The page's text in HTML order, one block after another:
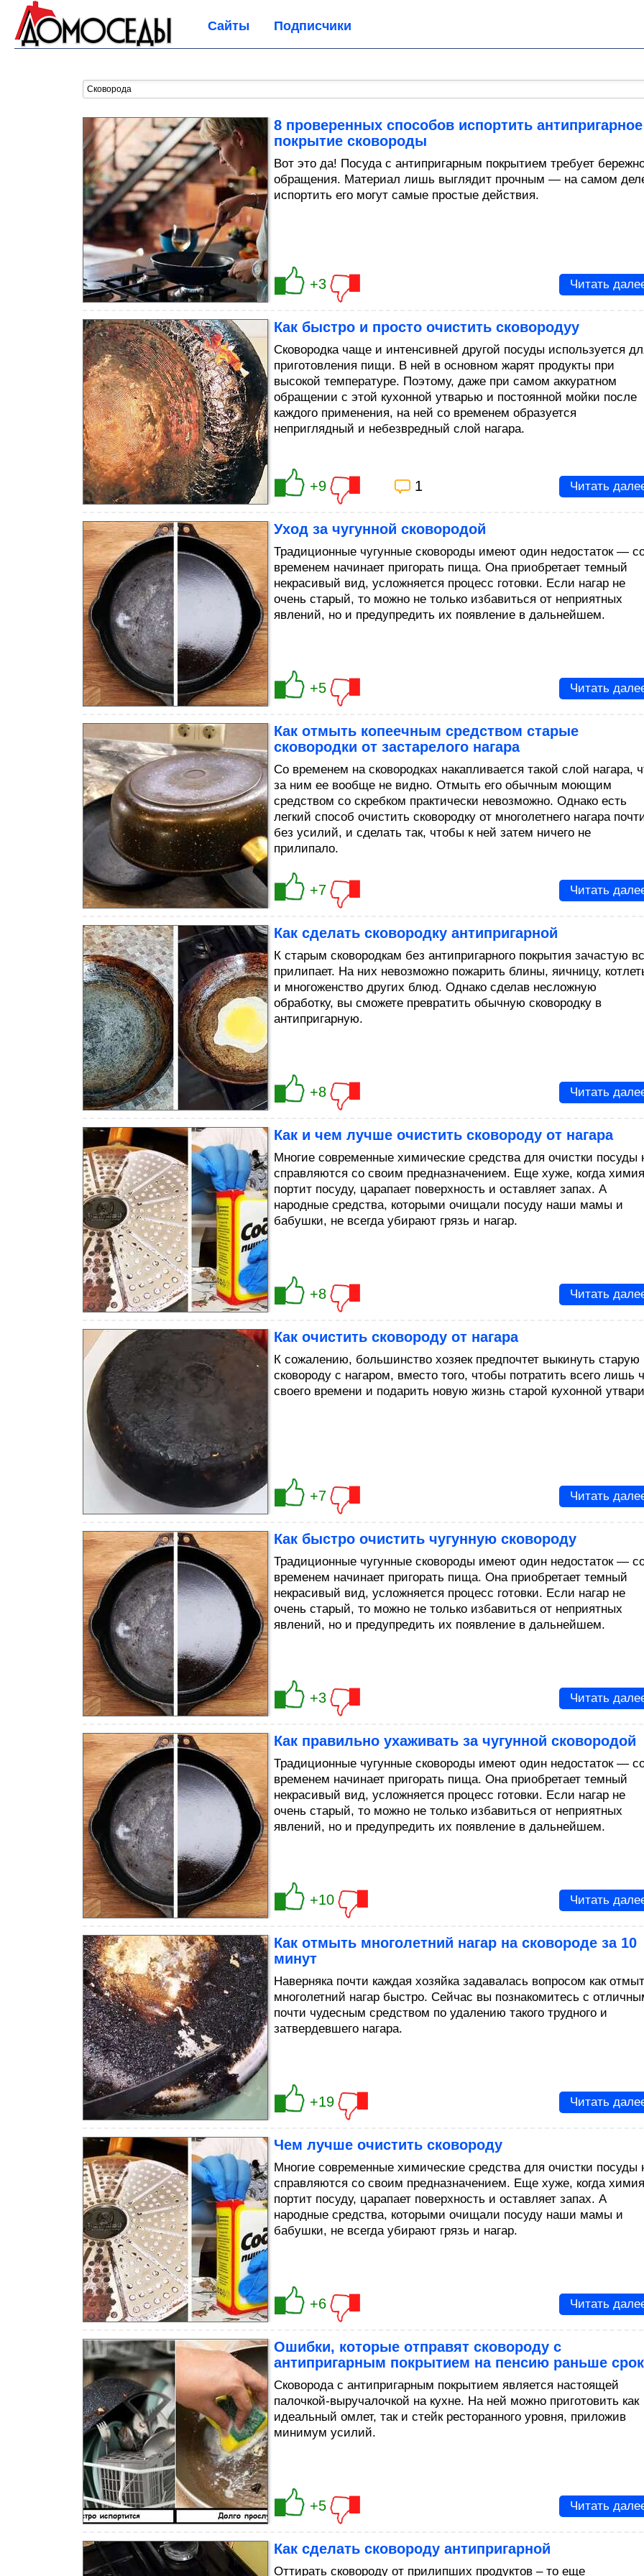
Сайты Подписчики
8 проверенных способов испортить антипригарное
покрытие сковороды
Bот это да! Посуда с антипригарным покрытием требует
обращения. Материал лишь выглядит прочным — на самом
испортить его могут самые простые действия.
+3 Читать
Как быстро и просто очистить сковородуу
Сковородка чаще и интенсивней другой посуды используется
приготовления пищи. В ней в основном жарят продукты при
высокой температуре. Поэтому, даже при самом аккуратном
обращении с этой кухонной утварью и постоянной мойки после
каждого применения, на ней со временем образуется
неприглядный и небезвредный слой нагара.
+9 1 Читать
Уход за чугунной сковородой
Традиционные чугунные сковороды имеют один недостаток —
временем начинает пригорать пища. Она приобретает темный
некрасивый вид, усложняется процесс готовки. Если нагар не
очень старый, то можно не только избавиться от неприятных
явлений, но и предупредить их появление в дальнейшем.
+5 Читать
Как отмыть копеечным средством старые
сковородки от застарелого нагара
Со временем на сковородках накапливается такой слой нагара,
за ним ее вообще не видно. Отмыть его обычным моющим
средством со скребком практически невозможно. Однако есть
легкий способ очистить сковородку от многолетнего нагара
без усилий, и сделать так, чтобы к ней затем ничего не
прилипало.
+7 Читать
Как сделать сковородку антипригарной
К старым сковородкам без антипригарного покрытия зачастую
прилипает. На них невозможно пожарить блины, яичницу,
и многоженство других блюд. Однако сделав несложную
обработку, вы сможете превратить обычную сковородку в
антипригарную.
+8 Читать
Как и чем лучше очистить сковороду от нагара
Многие современные химические средства для очистки посуды
справляются со своим предназначением. Еще хуже, когда химия
портит посуду, царапает поверхность и оставляет запах. А
народные средства, которыми очищали посуду наши мамы и
бабушки, не всегда убирают грязь и нагар.
+8 Читать
Как очистить сковороду от нагара
К сожалению, большинство хозяек предпочтет выкинуть старую
сковороду с нагаром, вместо того, чтобы потратить всего лишь
своего времени и подарить новую жизнь старой кухонной
+7 Читать
Как быстро очистить чугунную сковороду
Традиционные чугунные сковороды имеют один недостаток —
временем начинает пригорать пища. Она приобретает темный
некрасивый вид, усложняется процесс готовки. Если нагар не
очень старый, то можно не только избавиться от неприятных
явлений, но и предупредить их появление в дальнейшем.
+3 Читать
Как правильно ухаживать за чугунной сковородой
Традиционные чугунные сковороды имеют один недостаток —
временем начинает пригорать пища. Она приобретает темный
некрасивый вид, усложняется процесс готовки. Если нагар не
очень старый, то можно не только избавиться от неприятных
явлений, но и предупредить их появление в дальнейшем.
+10 Читать
Как отмыть многолетний нагар на сковороде за 10
минут
Наверняка почти каждая хозяйка задавалась вопросом как
многолетний нагар быстро. Сейчас вы познакомитесь с
почти чудесным средством по удалению такого трудного и
затвердевшего нагара.
+19 Читать
Чем лучше очистить сковороду
Многие современные химические средства для очистки посуды
справляются со своим предназначением. Еще хуже, когда химия
портит посуду, царапает поверхность и оставляет запах. А
народные средства, которыми очищали посуду наши мамы и
бабушки, не всегда убирают грязь и нагар.
+6 Читать
Ошибки, которые отправят сковороду с
антипригарным покрытием на пенсию раньше
Сковорода с антипригарным покрытием является настоящей
палочкой-выручалочкой на кухне. На ней можно приготовить как
идеальный омлет, так и стейк ресторанного уровня, приложив
минимум усилий.
+5 Читать
Как сделать сковороду антипригарной
Оттирать сковороду от прилипших продуктов – то еще